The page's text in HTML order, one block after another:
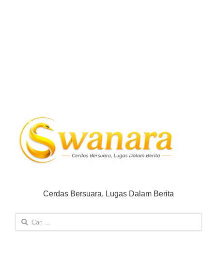
Cerdas Bersuara, Lugas Dalam Berita
Cari